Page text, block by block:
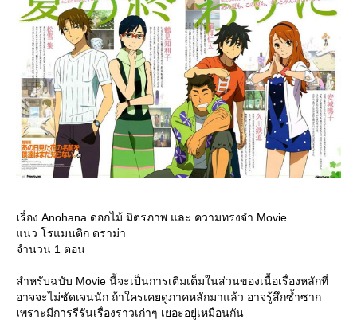
เรื่อง Anohana ดอกไม้ มิตรภาพ และ ความทรงจำ Movie
นว โรแมนติก ดราม่า
จำนวน 1 ตอน
สำหรับฉบับ Movie นี้จะเป็นการเติมเต็มในส่วนของเนื้อเรื่องหลักที่
อาจจะไม่ชัดเจนนัก ถ้าใครเคยดูภาคหลักมาแล้ว อาจรู้สึกซ้ำซาก
เพราะมีการรีรันเรื่องราวเก่าๆ เยอะอยู่เหมือนกัน